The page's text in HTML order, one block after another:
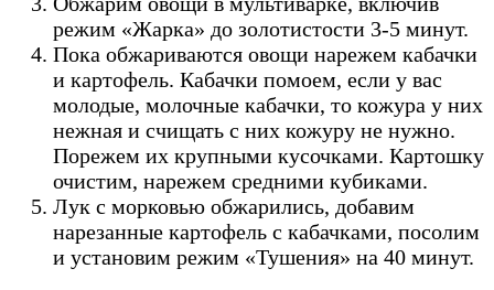
режим «Жарка» до золотистости 3-5 минут.
Пока обжариваются овощи нарежем кабачки
и картофель. Кабачки помоем, если у вас
молодые, молочные кабачки, то кожура у них
нежная и счищать с них кожуру не нужно.
Порежем их крупными кусочками. Картошку
очистим, нарежем средними кубиками.
Лук с морковью обжарились, добавим
нарезанные картофель с кабачками, посолим
и установим режим «Тушения» на 40 минут.